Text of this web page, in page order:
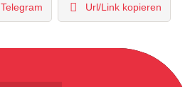
Telegram Url/Link kopieren